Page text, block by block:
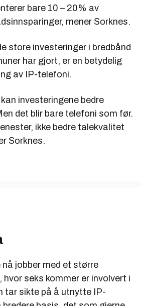
bare 10 – 20% av
mener Sorknes.
store investeringer i bredbånd
har gjort, er en betydelig
av IP-telefoni.
investeringene bedre
det blir bare telefoni som før.
ikke bedre talekvalitet
Sorknes.
jobber med et større
seks kommer er involvert i
tar sikte på å utnytte IP-